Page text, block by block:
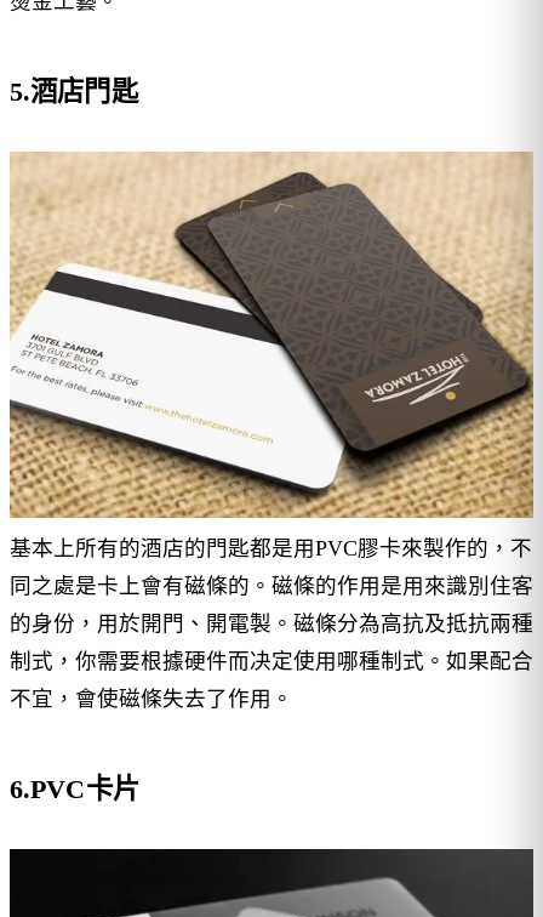
5.酒店門匙
基本上所有的酒店的門匙都是用PVC膠卡來製作的，不
同之處是卡上會有磁條的。磁條的作用是用來識別住客
的身份，用於開門、開電製。磁條分為高抗及抵抗兩種
制式，你需要根據硬件而决定使用哪種制式。如果配合
不宜，會使磁條失去了作用。
6.PVC卡片